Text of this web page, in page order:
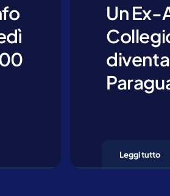
Un Ex-
Leggi tutto
policy